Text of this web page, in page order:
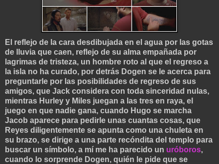
El reflejo de la cara desdibujada en el agua por las gotas
de lluvia que caen, reflejo de su alma empañada por
lagrimas de tristeza, un hombre roto al que el regreso a
la isla no ha curado, por detrás Dogen se le acerca para
preguntarle por las posibilidades de regreso de sus
amigos, que Jack considera con toda sinceridad nulas,
mientras Hurley y Miles juegan a las tres en raya, el
juego en que nadie gana, cuando Hugo se marcha
Jacob aparece para pedirle unas cuantas cosas, que
Reyes diligentemente se apunta como una chuleta en
su brazo, se dirige a una parte recóndita del templo para
buscar un símbolo, a mí me ha parecido un uróboros,
cuando lo sorprende Dogen, quién le pide que se